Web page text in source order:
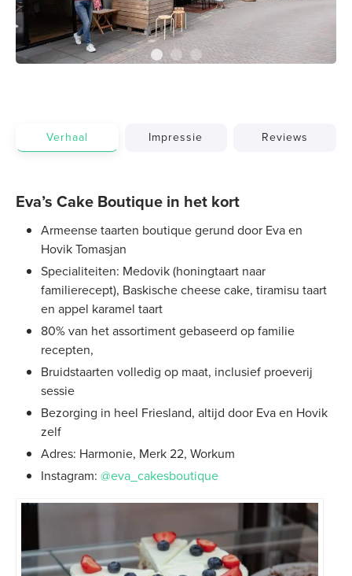
Verhaal Impressie Reviews
Eva’s Cake Boutique in het kort
Armeense taarten boutique gerund door Eva en
Hovik Tomasjan
Specialiteiten: Medovik (honingtaart naar
familierecept), Baskische cheese cake, tiramisu taart
en appel karamel taart
80% van het assortiment gebaseerd op familie
recepten,
Bruidstaarten volledig op maat, inclusief proeverij
sessie
Bezorging in heel Friesland, altijd door Eva en Hovik
zelf
Adres: Harmonie, Merk 22, Workum
Instagram: @eva_cakesboutique